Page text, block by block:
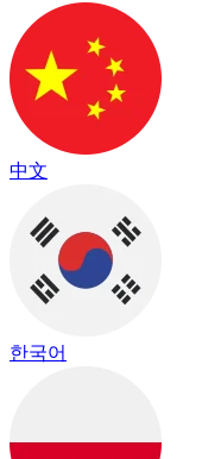
中文
한국어